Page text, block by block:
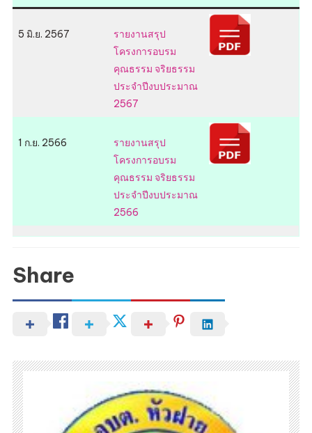
5 มิ.ย. 2567
รายงานสรุป
โครงการอบรม
คุณธรรม จริยธรรม
ประจำปีงบประมาณ
2567
1 ก.ย. 2566
รายงานสรุป
โครงการอบรม
คุณธรรม จริยธรรม
ประจำปีงบประมาณ
2566
Share